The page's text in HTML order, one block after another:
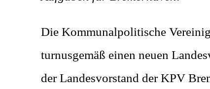
Die Kommunalpolitische
turnusgemäß einen neuen
der Landesvorstand der KPV